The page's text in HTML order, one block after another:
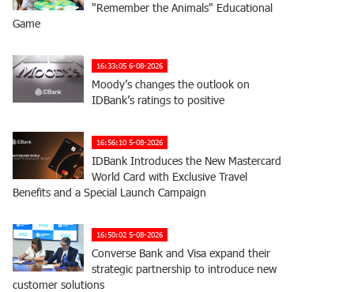
"Remember the Animals" Educational
Game
16:33:05 6-08-2026
Moody’s changes the outlook on
IDBank’s ratings to positive
16:56:10 5-08-2026
IDBank Introduces the New Mastercard
World Card with Exclusive Travel
Benefits and a Special Launch Campaign
16:50:02 5-08-2026
Converse Bank and Visa expand their
strategic partnership to introduce new
customer solutions